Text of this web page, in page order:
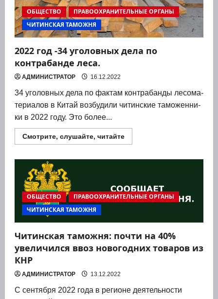
ОБЩЕСТВО
ПРАВООХРАНИТЕЛЬНЫЕ ОРГАНЫ
ЧИТИНСКАЯ ТАМОЖНЯ
2022 год ‑34 уголовных дела по
контрабанде леса.
АДМИНИСТРАТОР 16.12.2022
34 уго­лов­ных дела по фак­там кон­тра­бан­ды лесо­ма­
те­ри­а­лов в Китай воз­бу­ди­ли читин­ские тамо­жен­ни­
ки в 2022 году. Это более...
Смотрите, слушайте, читайтеПрочитать
больше
по
контрабанде
леса.
ОБЩЕСТВО
ПРАВООХРАНИТЕЛЬНЫЕ ОРГАНЫ
ЧИТИНСКАЯ ТАМОЖНЯ
Читинская таможня: почти на 40%
увеличился ввоз новогодних товаров из
КНР
АДМИНИСТРАТОР 13.12.2022
С сентября 2022 года в регионе деятельности